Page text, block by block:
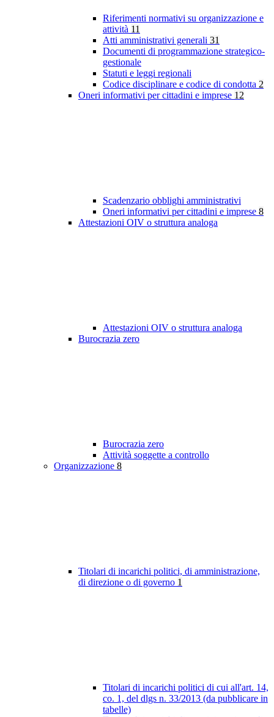
Riferimenti normativi su organizzazione e
attività 11
Atti amministrativi generali 31
Documenti di programmazione strategico-
gestionale
Statuti e leggi regionali
Codice disciplinare e codice di condotta 2
Oneri informativi per cittadini e imprese 12
Scadenzario obblighi amministrativi
Oneri informativi per cittadini e imprese 8
Attestazioni OIV o struttura analoga
Attestazioni OIV o struttura analoga
Burocrazia zero
Burocrazia zero
Attività soggette a controllo
Organizzazione 8
Titolari di incarichi politici, di amministrazione,
di direzione o di governo 1
Titolari di incarichi politici di cui all'art. 14,
co. 1, del dlgs n. 33/2013 (da pubblicare in
tabelle)